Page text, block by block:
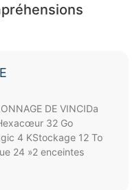
DE VINCIDa
32 Go
4 KStockage 12 To
24 »2 enceintes